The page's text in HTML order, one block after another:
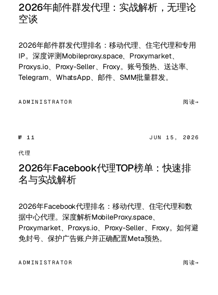
2026年邮件群发代理：实战解析，无理论
空谈
2026年邮件群发代理排名：移动代理、住宅代理和专用
IP。深度评测Mobileproxy.space、Proxymarket、
Proxys.io、Proxy-Seller、Froxy。账号预热、送达率、
Telegram、WhatsApp、邮件、SMM批量群发。
ADMINISTRATOR 阅读
№ 11 JUN 15, 2026
代理
2026年Facebook代理TOP榜单：快速排
名与实战解析
2026年Facebook代理排名：移动代理、住宅代理和数
据中心代理。深度解析MobileProxy.space、
Proxymarket、Proxys.io、Proxy-Seller、Froxy。如何避
免封号、保护广告账户并正确配置Meta预热。
ADMINISTRATOR 阅读